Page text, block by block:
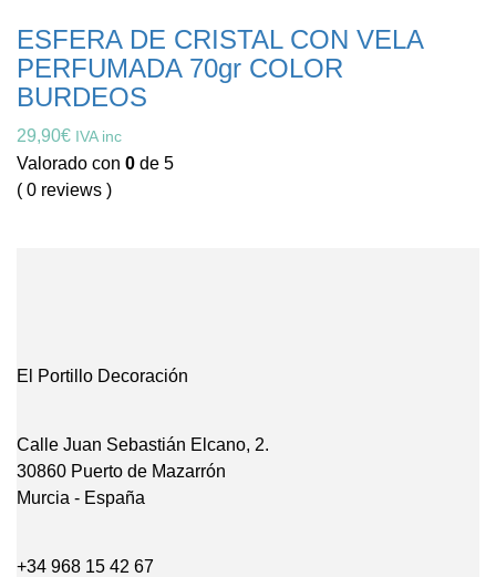
ESFERA DE CRISTAL CON VELA
PERFUMADA 70gr COLOR
BURDEOS
29,90€ IVA inc
Valorado con 0 de 5
( 0 reviews )
El Portillo Decoración
Calle Juan Sebastián Elcano, 2.
30860 Puerto de Mazarrón
Murcia - España
+34 968 15 42 67